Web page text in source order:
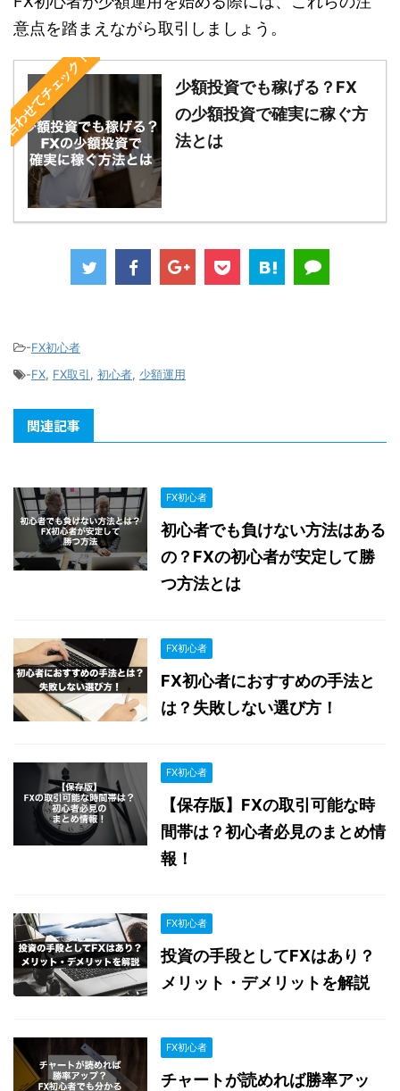
意点を踏まえながら取引しましょう。
合わせてチェック！
少額投資でも稼げる？FX
の少額投資で確実に稼ぐ方
法とは
-FX初心者
-FX, FX取引, 初心者, 少額運用
関連記事
FX初心者
初心者でも負けない方法はある
の？FXの初心者が安定して勝
つ方法とは
FX初心者
FX初心者におすすめの手法と
は？失敗しない選び方！
FX初心者
【保存版】FXの取引可能な時
間帯は？初心者必見のまとめ情
報！
FX初心者
投資の手段としてFXはあり？
メリット・デメリットを解説
FX初心者
チャートが読めれば勝率アッ